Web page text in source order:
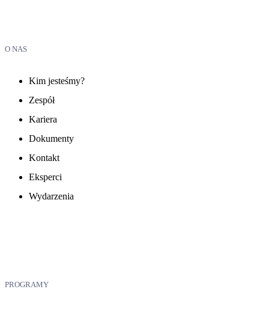
O NAS
Kim jesteśmy?
Zespół
Kariera
Dokumenty
Kontakt
Eksperci
Wydarzenia
PROGRAMY